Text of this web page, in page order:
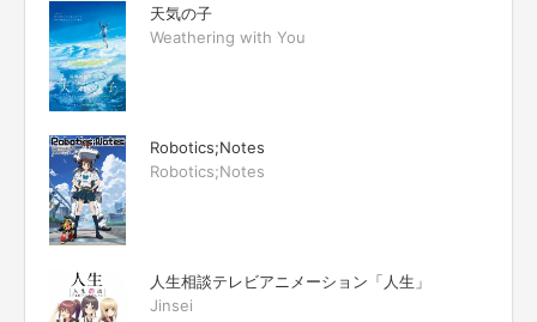
天気の子
Weathering with You
Robotics;Notes
Robotics;Notes
人生相談テレビアニメーション「人生」
Jinsei